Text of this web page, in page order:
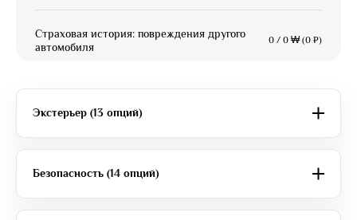
Страховая история: повреждения другого
автомобиля
0 / 0 ₩ (0 ₽)
Экстерьер (13 опций)
Безопасность (14 опций)